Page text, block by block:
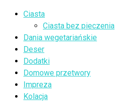
Ciasta
Ciasta bez pieczenia
Dania wegetariańskie
Deser
Dodatki
Domowe przetwory
Impreza
Kolacja